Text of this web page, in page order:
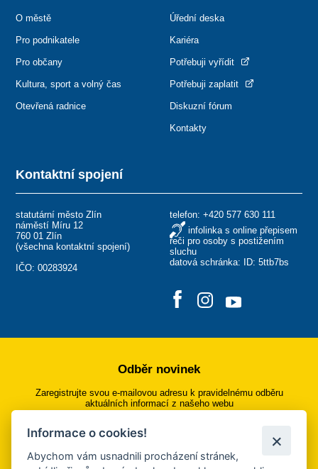
Kontaktní spojení
statutární město Zlín
náměstí Míru 12
760 01 Zlín
(všechna kontaktní spojení)
IČO: 00283924
telefon: +420 577 630 111
infolinka s online přepisem
řeči pro osoby s postižením
sluchu
datová schránka: ID: 5ttb7bs
O městě
Pro podnikatele
Pro občany
Kultura, sport a volný čas
Otevřená radnice
Úřední deska
Kariéra
Potřebuji vyřídit
Potřebuji zaplatit
Diskuzní fórum
Kontakty
Odběr novinek
Zaregistrujte svou e-mailovou adresu k pravidelnému odběru
aktuálních informací z našeho webu
Přihlásit se k odběru
Informace o cookies!
Abychom vám usnadnili procházení stránek,